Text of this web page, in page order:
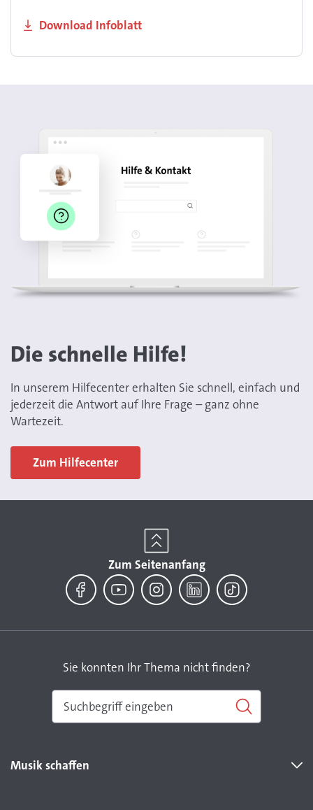
Download Infoblatt
Die schnelle Hilfe!
In unserem Hilfecenter erhalten Sie schnell, einfach und
jederzeit die Antwort auf Ihre Frage – ganz ohne
Wartezeit.
Zum Hilfecenter
Zum Seitenanfang
Sie konnten Ihr Thema nicht finden?
Musik schaffen